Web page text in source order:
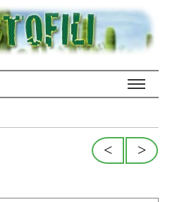
>
<